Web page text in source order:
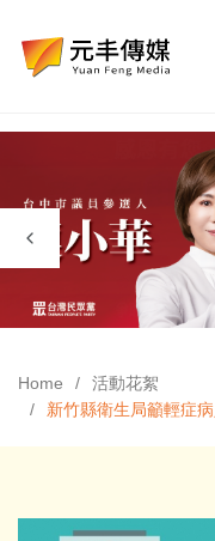
Home
活動花絮
新竹縣衛生局籲輕症